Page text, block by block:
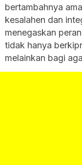
bertambahnya
kesalahen dan
menegaskan
tidak hanya
melainkan bagi